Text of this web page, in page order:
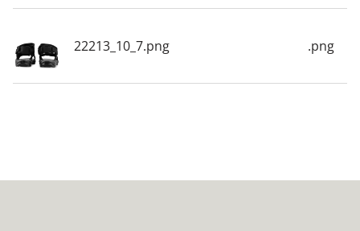
22213_10_7.png .png